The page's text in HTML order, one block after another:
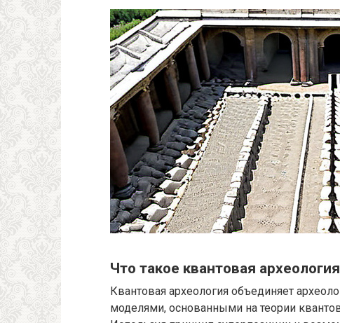
Что такое квантовая
Квантовая археология объединяет
моделями, основанными на теории